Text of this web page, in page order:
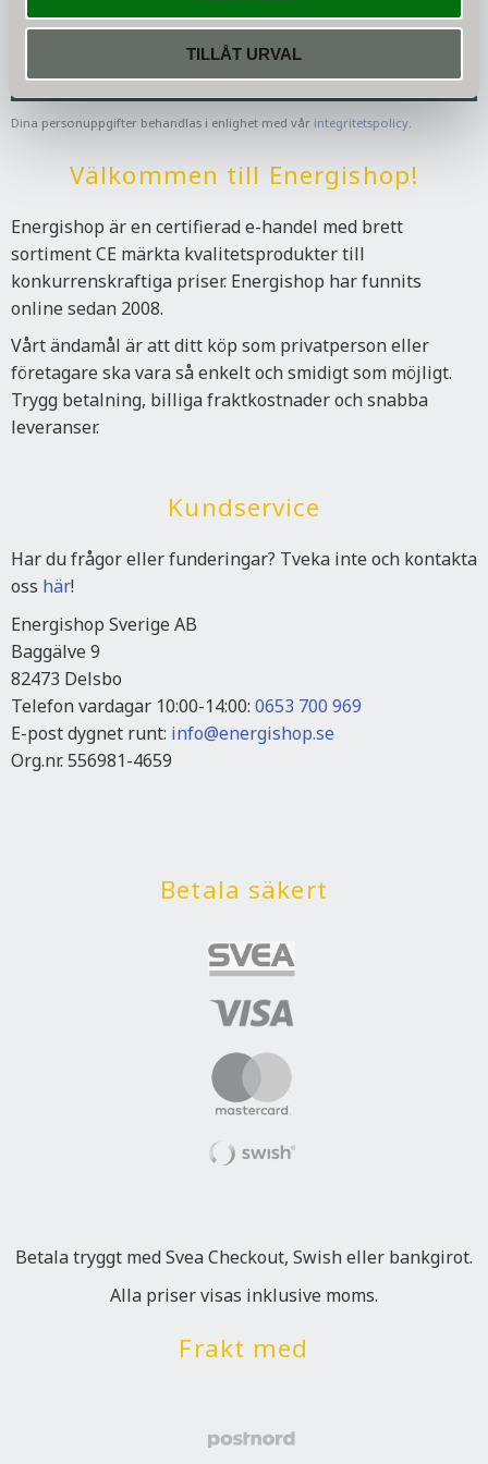
TILLÅT URVAL
PRENUMERERA
Dina personuppgifter behandlas i enlighet med vår integritetspolicy
Välkommen till Energishop!
Energishop är en certifierad e-handel med brett
sortiment CE märkta kvalitetsprodukter till
konkurrenskraftiga priser. Energishop har funnits
online sedan 2008.
Vårt ändamål är att ditt köp som privatperson eller
företagare ska vara så enkelt och smidigt som möjligt.
Trygg betalning, billiga fraktkostnader och snabba
leveranser.
Kundservice
Har du frågor eller funderingar? Tveka inte och kontakta
oss här!
Energishop Sverige AB
Baggälve 9
82473 Delsbo
Telefon vardagar 10:00-14:00: 0653 700 969
E-post dygnet runt: info@energishop.se
Org.nr. 556981-4659
Betala säkert
Betala tryggt med Svea Checkout, Swish eller bankgirot.
Alla priser visas inklusive moms.
Frakt med